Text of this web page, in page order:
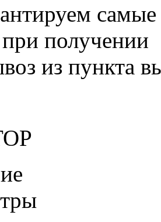
получении
из пункта